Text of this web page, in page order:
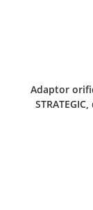
Adaptor